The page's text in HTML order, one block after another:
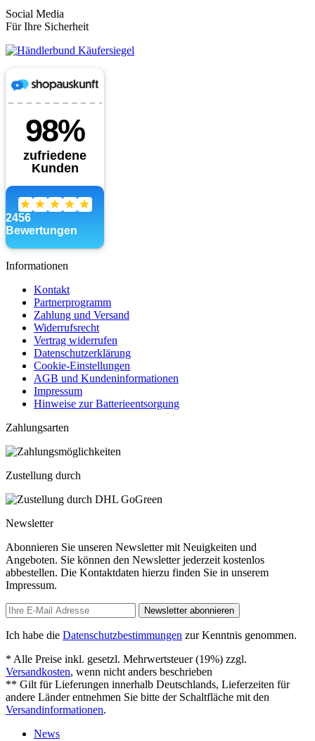
Social Media
Für Ihre Sicherheit
Informationen
Kontakt
Partnerprogramm
Zahlung und Versand
Widerrufsrecht
Vertrag widerrufen
Datenschutzerklärung
Cookie-Einstellungen
AGB und Kundeninformationen
Impressum
Hinweise zur Batterieentsorgung
Zahlungsarten
Zustellung durch
Newsletter
Abonnieren Sie unseren Newsletter mit Neuigkeiten und
Angeboten. Sie können den Newsletter jederzeit kostenlos
abbestellen. Die Kontaktdaten hierzu finden Sie in unserem
Impressum.
Newsletter abonnieren
Ich habe die Datenschutzbestimmungen zur Kenntnis genommen.
* Alle Preise inkl. gesetzl. Mehrwertsteuer (19%) zzgl.
Versandkosten, wenn nicht anders beschrieben
** Gilt für Lieferungen innerhalb Deutschlands, Lieferzeiten für
andere Länder entnehmen Sie bitte der Schaltfläche mit den
Versandinformationen.
News